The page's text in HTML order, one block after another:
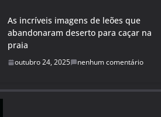
As incríveis imagens de leões que
abandonaram deserto para caçar na
praia
outubro 24, 2025 nenhum comentário